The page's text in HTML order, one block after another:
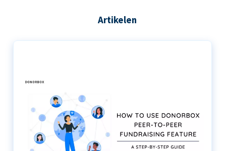
Artikelen